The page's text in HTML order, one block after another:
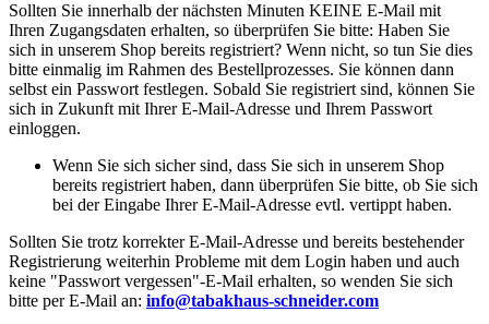
Sollten Sie innerhalb der nächsten Minuten KEINE E-Mail mit
Ihren Zugangsdaten erhalten, so überprüfen Sie bitte: Haben Sie
sich in unserem Shop bereits registriert? Wenn nicht, so tun Sie dies
bitte einmalig im Rahmen des Bestellprozesses. Sie können dann
selbst ein Passwort festlegen. Sobald Sie registriert sind, können Sie
sich in Zukunft mit Ihrer E-Mail-Adresse und Ihrem Passwort
einloggen.
Wenn Sie sich sicher sind, dass Sie sich in unserem Shop
bereits registriert haben, dann überprüfen Sie bitte, ob Sie sich
bei der Eingabe Ihrer E-Mail-Adresse evtl. vertippt haben.
Sollten Sie trotz korrekter E-Mail-Adresse und bereits bestehender
Registrierung weiterhin Probleme mit dem Login haben und auch
keine "Passwort vergessen"-E-Mail erhalten, so wenden Sie sich
bitte per E-Mail an: info@tabakhaus-schneider.com